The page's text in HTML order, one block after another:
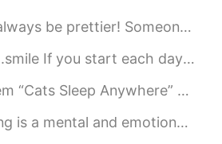
will always be smarter! Someone will always be younger! ...
day with a smile in the morning, you might be surprised...
Cats sleep anywhere, any table, any chair. Top of piano, ...
attitude that focuses on the bright side of life and ...